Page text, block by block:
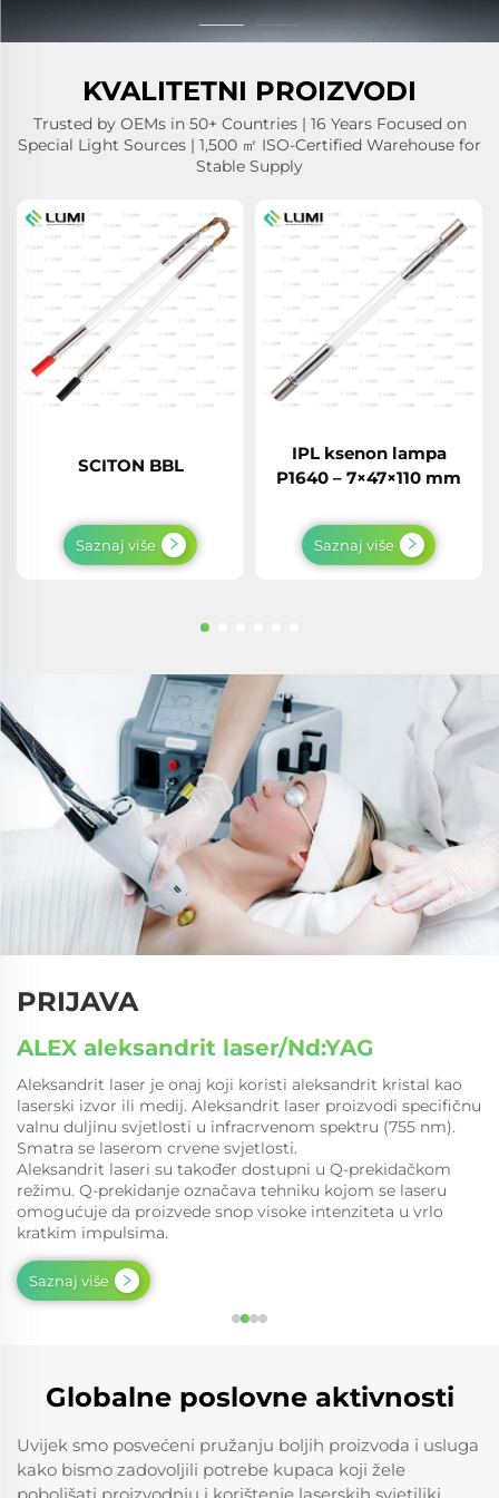
KVALITETNI PROIZVODI
Trusted by OEMs in 50+ Countries | 16 Years Focused on
Special Light Sources | 1,500 ㎡ ISO-Certified Warehouse for
Stable Supply
SCITON BBL
Saznaj više
IPL ksenon lampa
P1640 – 7×47×110 mm
Saznaj više
PRIJAVA
ALEX aleksandrit laser/Nd:YAG
Aleksandrit laser je onaj koji koristi aleksandrit kristal kao
laserski izvor ili medij. Aleksandrit laser proizvodi specifičnu
valnu duljinu svjetlosti u infracrvenom spektru (755 nm).
Smatra se laserom crvene svjetlosti.
Aleksandrit laseri su također dostupni u Q-prekidačkom
režimu. Q-prekidanje označava tehniku kojom se laseru
omogućuje da proizvede snop visoke intenziteta u vrlo
kratkim impulsima.
Saznaj više
Globalne poslovne aktivnosti
Uvijek smo posvećeni pružanju boljih proizvoda i usluga
kako bismo zadovoljili potrebe kupaca koji žele